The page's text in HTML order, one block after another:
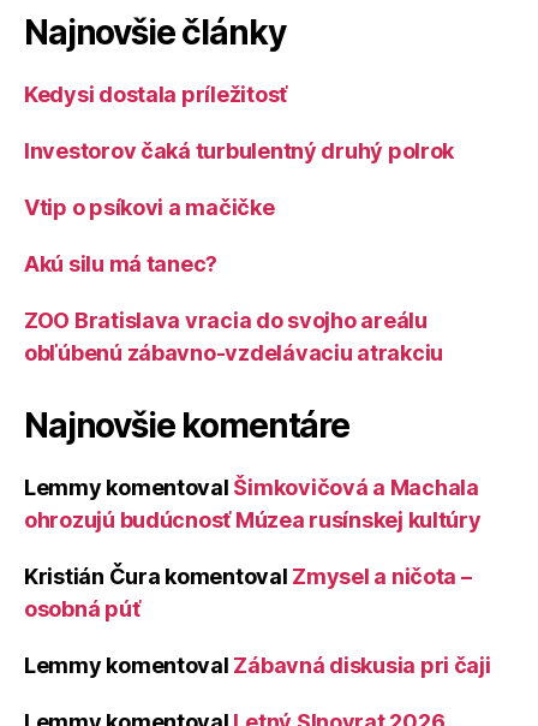
Najnovšie články
Kedysi dostala príležitosť
Investorov čaká turbulentný druhý polrok
Vtip o psíkovi a mačičke
Akú silu má tanec?
ZOO Bratislava vracia do svojho areálu
obľúbenú zábavno-vzdelávaciu atrakciu
Najnovšie komentáre
Lemmy komentoval Šimkovičová a Machala
ohrozujú budúcnosť Múzea rusínskej kultúry
Kristián Čura komentoval Zmysel a ničota –
osobná púť
Lemmy komentoval Zábavná diskusia pri čaji